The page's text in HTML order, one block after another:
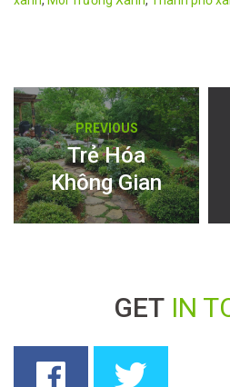
Điều
hướng
bài
Previous
post:
PREVIOUS
Trẻ Hóa
Không Gian
Bằng Cây
GET IN